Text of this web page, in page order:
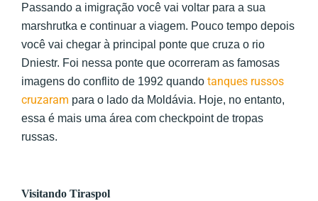
Passando a imigração você vai voltar para a sua
marshrutka e continuar a viagem. Pouco tempo depois
você vai chegar à principal ponte que cruza o rio
Dniestr. Foi nessa ponte que ocorreram as famosas
imagens do conflito de 1992 quando tanques russos
cruzaram para o lado da Moldávia. Hoje, no entanto,
essa é mais uma área com checkpoint de tropas
russas.
Visitando Tiraspol